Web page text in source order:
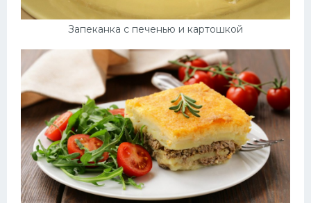
Запеканка с печенью и картошкой